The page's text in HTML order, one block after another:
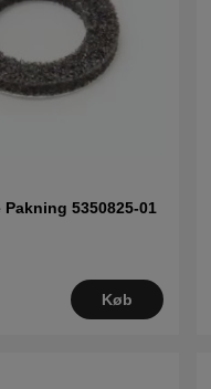
Pakning 5350825-01
Køb